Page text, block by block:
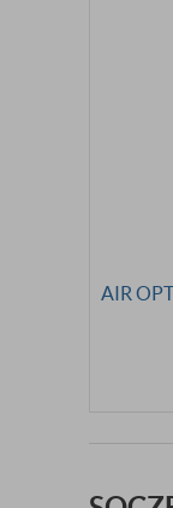
AIR